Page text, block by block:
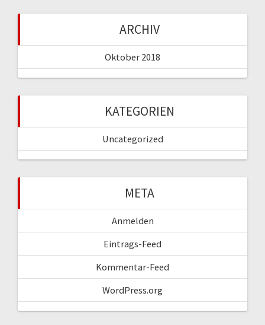
ARCHIV
Oktober 2018
KATEGORIEN
Uncategorized
META
Anmelden
Eintrags-Feed
Kommentar-Feed
WordPress.org